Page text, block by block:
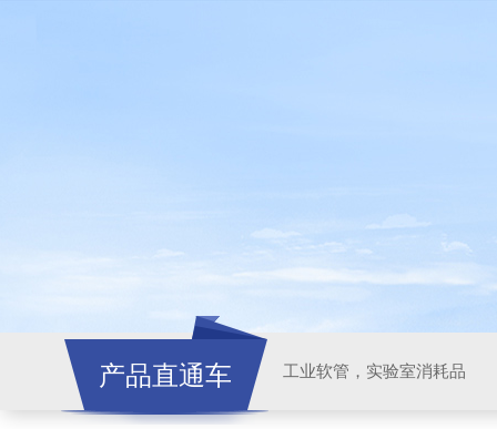
产品直通车 工业软管，实验室消耗品